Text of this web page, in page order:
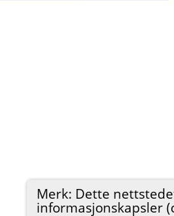
Merk: Dette
informasjonskapsler